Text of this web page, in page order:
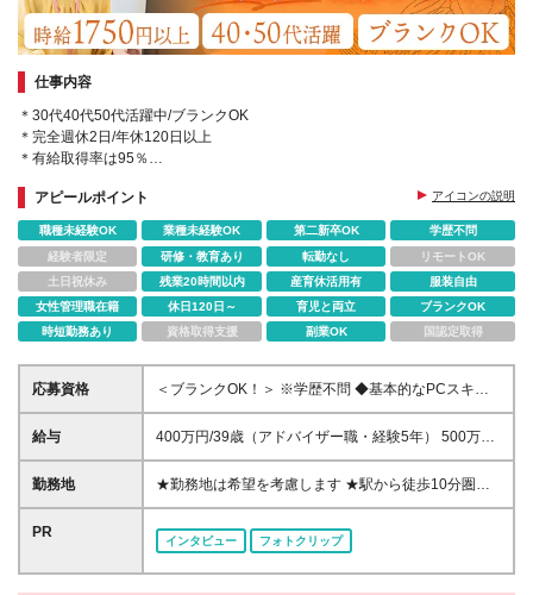
仕事内容
＊30代40代50代活躍中/ブランクOK
＊完全週休2日/年休120日以上
＊有給取得率は95％
＊AIに代用できないコールセンター業務
アピールポイント アイコンの説明
職種未経験OK 業種未経験OK 第二新卒OK
学歴不問
経験者限定
研修・教育あり 転勤なし
リモートOK
土日祝休み
残業20時間以内 産育休活用有
服装自由
女性管理職在籍
休日120日～ 育児と両立
ブランクOK
時短勤務あり
資格取得支援 副業OK 国認定取得
応募資格
＜ブランクOK！＞ ※学歴不問 ◆基本的なPCスキルを
お持ちの方 └タイピングができればOKです！ ～こん
な方に向いています！～ ◎「人と話すことが好き」
を有意義に過ごしたい方 ◎ブランクがあっても始め
られるお仕事をお探しの方
給与
400万円/39歳（アドバイザー職・経験5年） 500万
円/42歳（チーフ職・経験1年） 550万円/51歳（マネ
ージャー職・経験4年） ＜上記は年収例です＞ ＝＝＝
380万円～430万円 ◆時給1,750円～2,380円（※18時
勤務地
★勤務地は希望を考慮します ★駅から徒歩10分圏内
■新宿オフィス └東京都新宿区西新宿 ■丸の内オフィ
ス └東京都千代田区丸の内2丁目2-3 ■光が丘オフィス
└東京都練馬区 ■池袋オフィス └東京都豊島区 (変更の
範囲)上記を除く当社関連勤務地
PR
インタビュー フォトクリップ